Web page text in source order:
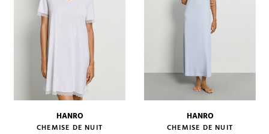
HANRO
CHEMISE DE NUIT
HANRO
CHEMISE DE NUIT